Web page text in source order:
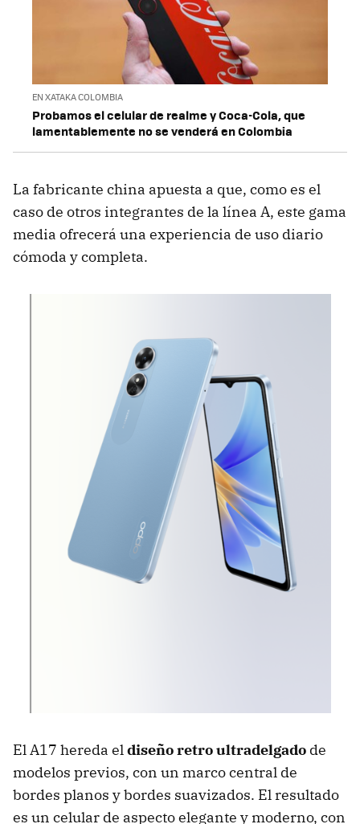
EN XATAKA COLOMBIA
Probamos el celular de realme y Coca-Cola, que
lamentablemente no se venderá en Colombia
La fabricante china apuesta a que, como es el
caso de otros integrantes de la línea A, este gama
media ofrecerá una experiencia de uso diario
cómoda y completa.
El A17 hereda eldiseño retro ultradelgado de
modelos previos, con un marco central de
bordes planos y bordes suavizados. El resultado
es un celular de aspecto elegante y moderno, con